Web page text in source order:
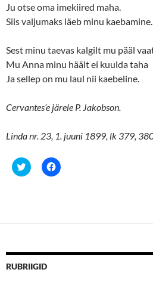
Ju otse oma imekiired maha.
Siis valjumaks läeb minu kaebamine.
Sest minu taevas kalgilt mu pääl
Mu Anna minu häält ei kuulda taha
Ja sellep on mu laul nii kaebeline.
Cervantes’e järele P. Jakobson.
Linda nr. 23, 1. juuni 1899, lk 379,
C
l
h
e
o
n
C
l
h
e
o
RUBRIIGID